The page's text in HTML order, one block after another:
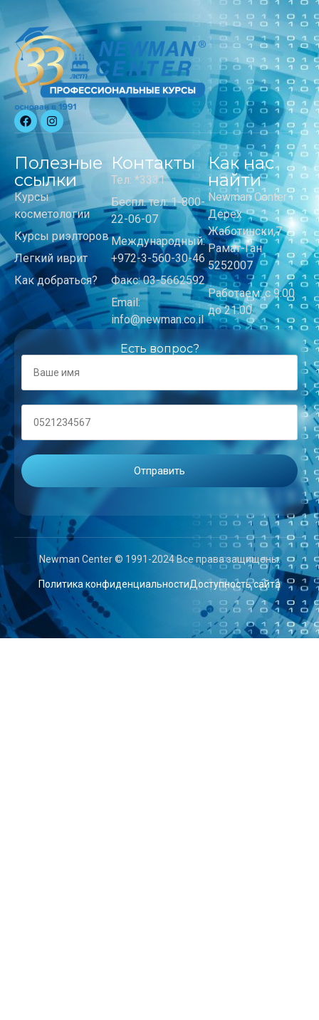
Полезные
ссылки
Курсы
косметологии
Курсы риэлторов
Легкий иврит
Как добраться?
Контакты
Тел: *3331
Беспл. тел: 1-800-
22-06-07
Международный:
+972-3-560-30-46
Факс: 03-5662592
Email:
info@newman.co.il
Как нас
найти
Newman Center
Дерех
Жаботински,7
Рамат-Ган
5252007
Работаем: с 9:00
до 21:00
Есть вопрос?
Newman Center © 1991-2024 Все права защищены.
Политика конфиденциальностиДоступность сайта